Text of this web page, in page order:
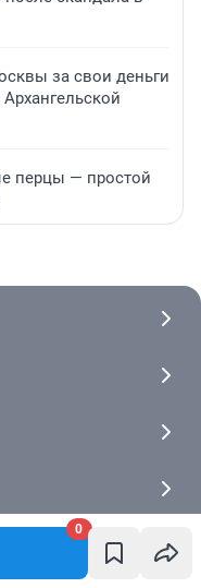
0
за свои деньги
перцы — простой